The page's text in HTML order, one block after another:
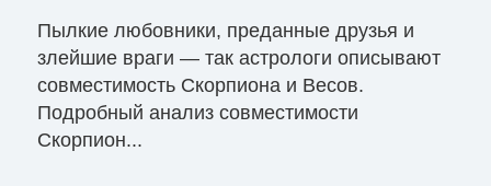
Пылкие любовники, преданные друзья и
злейшие враги — так астрологи описывают
совместимость Скорпиона и Весов.
Подробный анализ совместимости
Скорпион...